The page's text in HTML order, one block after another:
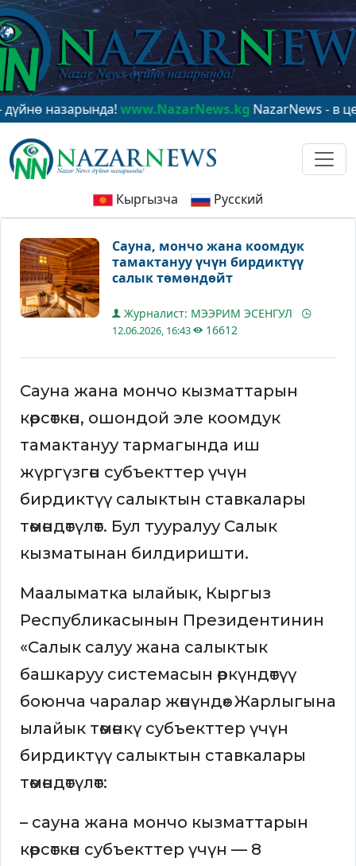
www.NazarNews.kgNazarNews - в центре
Кыргызча Русский
Сауна, мончо жана коомдук
тамактануу үчүн бирдиктүү
салык төмөндөйт
Журналист: МЭЭРИМ ЭСЕНГУЛ
12.06.2026, 16:43 16612
Сауна жана мончо кызматтарын
көрсөткөн, ошондой эле коомдук
тамактануу тармагында иш
жүргүзгөн субъекттер үчүн
бирдиктүү салыктын ставкалары
төмөндөтүлөт. Бул тууралуу Салык
кызматынан билдиришти.
Маалыматка ылайык, Кыргыз
Республикасынын Президентинин
«Салык салуу жана салыктык
башкаруу системасын өркүндөтүү
боюнча чаралар жөнүндө» Жарлыгына
ылайык төмөнкү субъекттер үчүн
бирдиктүү салыктын ставкалары
төмөндөтүлөт:
– сауна жана мончо кызматтарын
көрсөткөн субъекттер үчүн — 8